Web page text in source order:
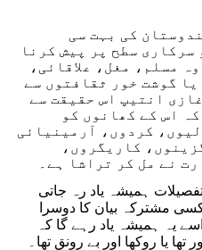
سرکاری سطح پر پیش کرنا
مسلم، مغل، علاقائی،
گوشت خور ثقافتوں سے
انتیپ اس حقیقت سے
اس کے کھانوں کو
کردوں، آرمینیائی
کاریگروں،
نے مل کر تراشا ہے۔
ہمیشہ یاد رہ جاتی
مشترکہ بیان کا دوسرا
یہ ہمیشہ یاد رہے گا کہ
یا روکھا اور بے رونق تھا۔